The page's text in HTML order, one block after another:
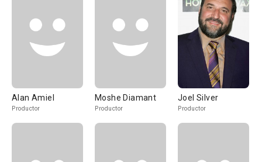
Alan Amiel
Productor
Moshe Diamant
Productor
Joel Silver
Productor